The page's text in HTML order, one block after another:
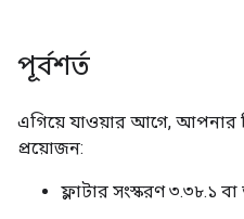
পূর্বশর্ত
এগিয়ে যাওয়ার আগে, আপনার
প্রয়োজন:
ফ্লাটার সংস্করণ ৩.৩৮.১